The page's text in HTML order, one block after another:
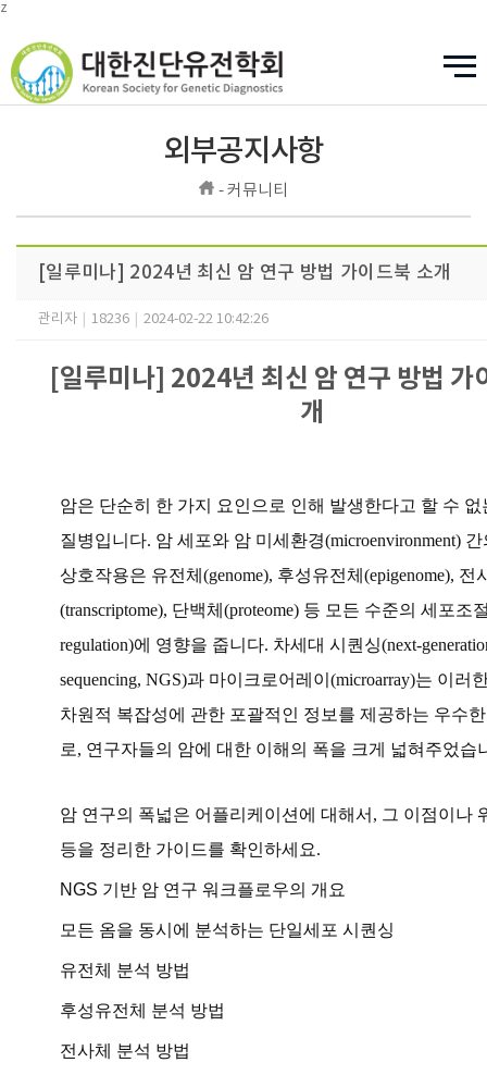
z
외부공지사항
- 커뮤니티
[일루미나] 2024년 최신 암 연구 방법 가이드북 소개
관리자 18236 2024-02-22 10:42:26
[일루미나] 2024년 최신 암 연구 방법 가
개
암은 단순히 한 가지 요인으로 인해 발생한다고 할 수 없
질병입니다. 암 세포와 암 미세환경(microenvironment)
상호작용은 유전체(genome), 후성유전체(epigenome), 전
(transcriptome), 단백체(proteome) 등 모든 수준의 세포조
regulation)에 영향을 줍니다. 차세대 시퀀싱(next-
sequencing, NGS)과 마이크로어레이(microarray)는 이러
차원적 복잡성에 관한 포괄적인 정보를 제공하는 우수
로, 연구자들의 암에 대한 이해의 폭을 크게 넓혀주었습
암 연구의 폭넓은 어플리케이션에 대해서, 그 이점이나
등을 정리한 가이드를 확인하세요.
NGS 기반 암 연구 워크플로우의 개요
모든 옴을 동시에 분석하는 단일세포 시퀀싱
유전체 분석 방법
후성유전체 분석 방법
전사체 분석 방법